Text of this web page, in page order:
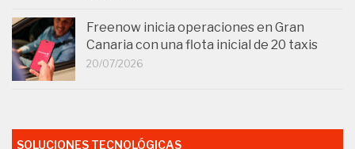
Freenow inicia operaciones en Gran
Canaria con una flota inicial de 20 taxis
20/07/2026
SOLUCIONES TECNOLÓGICAS